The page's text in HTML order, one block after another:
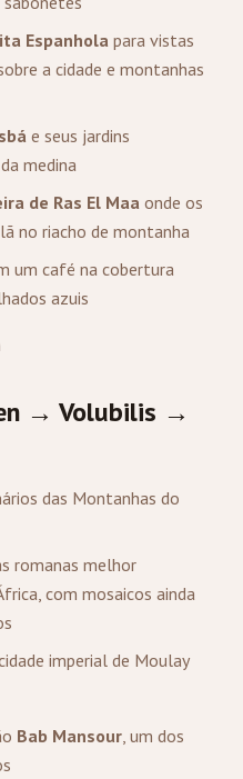
Espanhola para vistas
a cidade e montanhas
e seus jardins
medina
de Ras El Maa onde os
no riacho de montanha
um café na cobertura
azuis
→ Volubilis →
das Montanhas do
romanas melhor
com mosaicos ainda
imperial de Moulay
Bab Mansour, um dos